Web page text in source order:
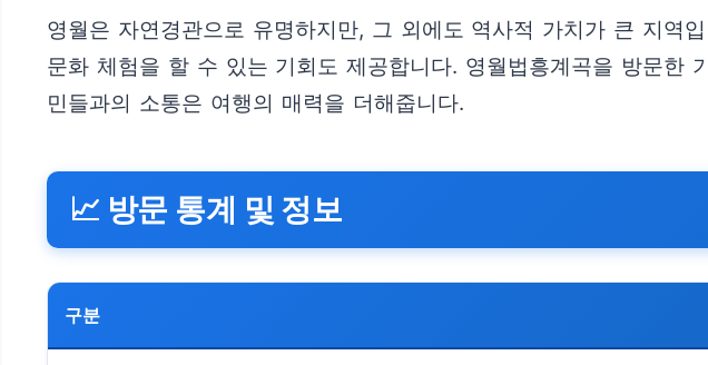
영월은 자연경관으로 유명하지만, 그 외에도 역사적 가치가 큰 지역
문화 체험을 할 수 있는 기회도 제공합니다. 영월법흥계곡을 방문한
민들과의 소통은 여행의 매력을 더해줍니다.
📈 방문 통계 및 정보
구분